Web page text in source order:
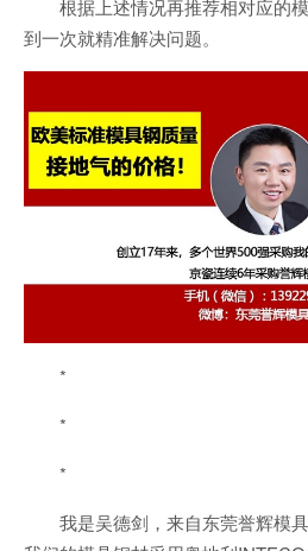
根据上述情况再推荐相对应的
到一次就精准解决问题。
*
*
*
我是吴德剑，来自东莞誉辉模具